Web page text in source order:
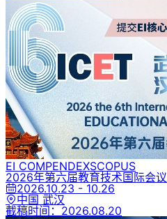
EI COMPENDEXSCOPUS
2026年第六届教育技术国际会议
2026.10.23 - 10.26
中国 武汉
截稿时间： 2026.08.20